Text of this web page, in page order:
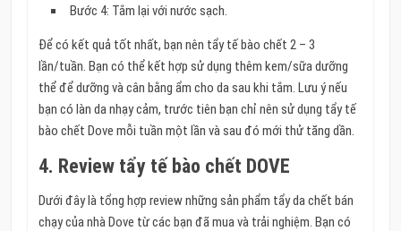
Bước 4: Tắm lại với nước sạch.
Để có kết quả tốt nhất, bạn nên tẩy tế bào chết 2 – 3
lần/tuần. Bạn có thể kết hợp sử dụng thêm kem/sữa dưỡng
thể để dưỡng và cân bằng ẩm cho da sau khi tắm. Lưu ý nếu
bạn có làn da nhạy cảm, trước tiên bạn chỉ nên sử dụng tẩy tế
bào chết Dove mỗi tuần một lần và sau đó mới thử tăng dần.
4. Review tẩy tế bào chết DOVE
Dưới đây là tổng hợp review những sản phẩm tẩy da chết bán
chạy của nhà Dove từ các bạn đã mua và trải nghiệm. Bạn có